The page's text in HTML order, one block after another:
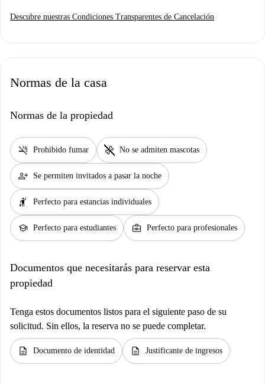
Descubre nuestras Condiciones Transparentes de Cancelación
Normas de la casa
Normas de la propiedad
smoke_free Prohibido fumar pet_supplies No se admiten mascotas
person_add Se permiten invitados a pasar la noche
hail Perfecto para estancias individuales
school Perfecto para estudiantes business_center Perfecto para profesionales
Documentos que necesitarás para reservar esta
propiedad
Tenga estos documentos listos para el siguiente paso de su
solicitud. Sin ellos, la reserva no se puede completar.
description Documento de identidad description Justificante de ingresos